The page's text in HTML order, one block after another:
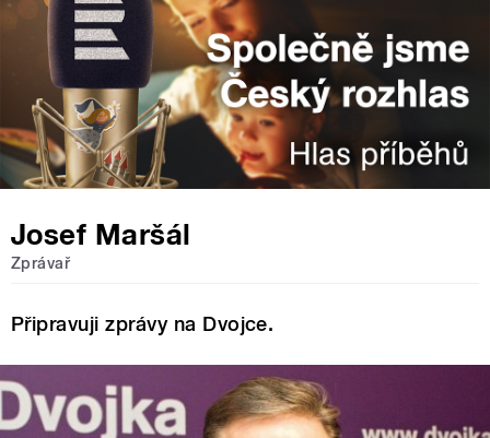
Josef Maršál
Zprávař
Připravuji zprávy na Dvojce.